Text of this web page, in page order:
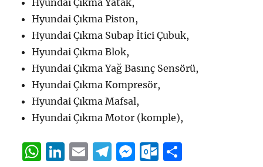
Hyundai Çıkma Yatak,
Hyundai Çıkma Piston,
Hyundai Çıkma Subap İtici Çubuk,
Hyundai Çıkma Blok,
Hyundai Çıkma Yağ Basınç Sensörü,
Hyundai Çıkma Kompresör,
Hyundai Çıkma Mafsal,
Hyundai Çıkma Motor (komple),
W Li E
T
M O